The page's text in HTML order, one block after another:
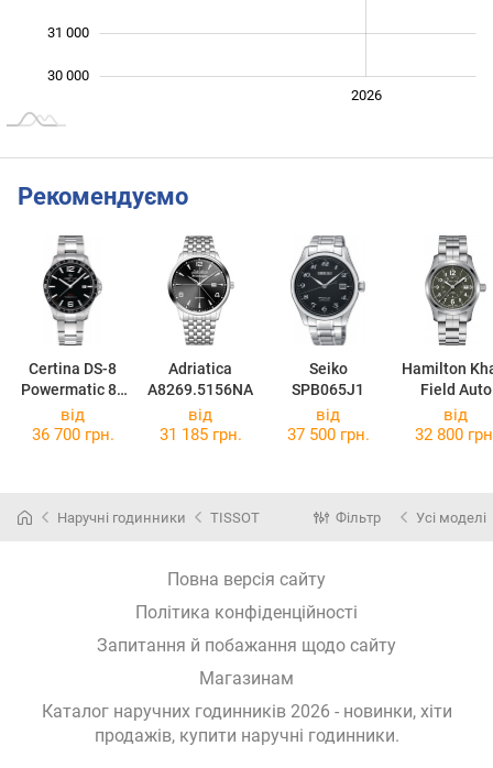
30 000
31 000
2026
Рекомендуємо
Certina DS-8
Powermatic 80
C033.807.11.0
57.00
Adriatica
A8269.5156NA
Seiko
SPB065J1
Hamilton
Field Auto
від
36 700 грн.
від
31 185 грн.
від
37 500 грн.
від
32 800
Наручні годинники TISSOT Фільтр Усі моделі
Повна версія сайту
Політика конфіденційності
Запитання й побажання щодо сайту
Магазинам
Каталог наручних годинників 2026 - новинки, хіти
продажів, купити наручні годинники.